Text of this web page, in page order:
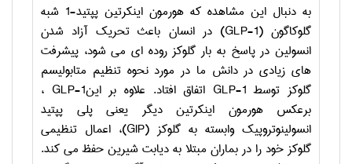
به دنبال این مشاهده که هورمون اینکرتین پپتید-1 شبه
گلوکاگون (GLP-1) در انسان باعث تحریک آزاد شدن
انسولین در پاسخ به بار گلوکز روده ای می شود، پیشرفت
های زیادی در دانش ما در مورد نحوه تنظیم متابولیسم
گلوکز توسط GLP-1 اتفاق افتاد. علاوه بر اینGLP-1 ،
برعکس هورمون اینکرتین دیگر یعنی پلی پپتید
انسولینوتروپیک وابسته به گلوکز (GIP)، اعمال تنظیمی
گلوکز خود را در بماران مبتلا به دیابت شیرین حفظ می کند.